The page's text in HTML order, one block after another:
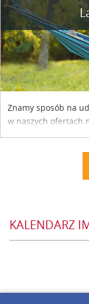
Znamy sposób na
w naszych ofertach
zwlekaj atrakcyjne
KALENDARZ